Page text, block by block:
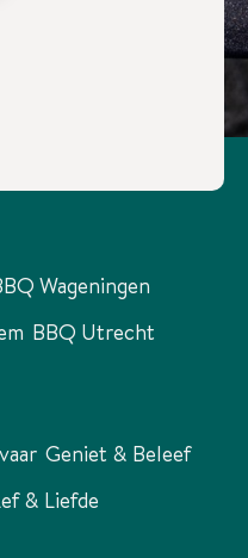
Wageningen
BBQ Utrecht
Geniet & Beleef
& Liefde